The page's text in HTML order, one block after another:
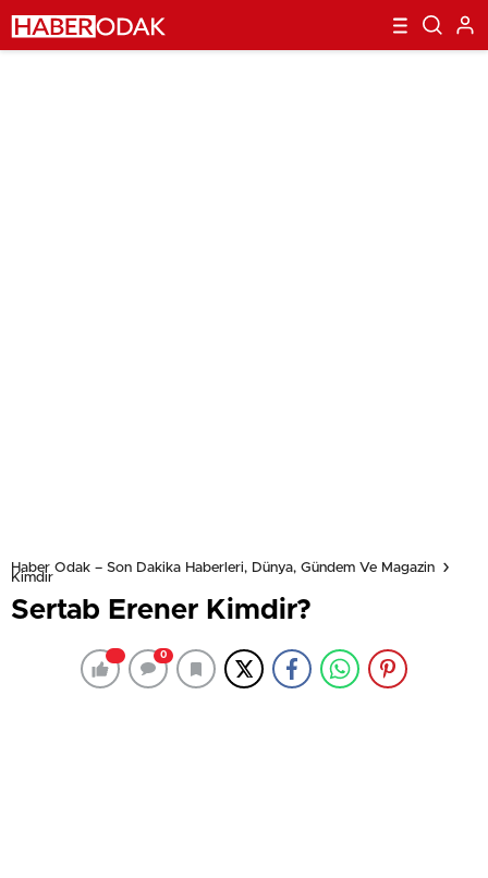
Haber Odak – Son Dakika Haberleri, Dünya, Gündem Ve Magazin
Kimdir
Sertab Erener Kimdir?
0